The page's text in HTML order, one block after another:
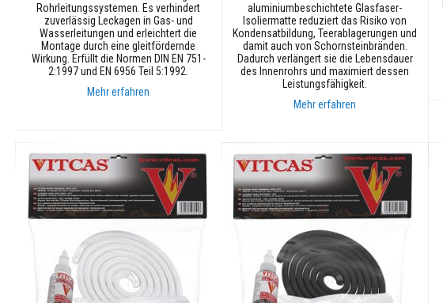
Plastische
Refraktärwerkstoffe
Reparatur
Steine
Isolier-
Feuerziegel
Leichtsteine
Feuerfeststeine
Dekorative
Rohrleitungssystemen. Es verhindert
zuverlässig Leckagen in Gas- und
Wasserleitungen und erleichtert die
Montage durch eine gleitfördernde
Wirkung. Erfüllt die Normen DIN EN 751-
2:1997 und EN 6956 Teil 5:1992.
Mehr erfahren
aluminiumbeschichtete Glasfaser-
Isoliermatte reduziert das Risiko von
Kondensatbildung, Teerablagerungen und
damit auch von Schornsteinbränden.
Dadurch verlängert sie die Lebensdauer
des Innenrohrs und maximiert dessen
Leistungsfähigkeit.
Mehr erfahren
In den Warenkorb